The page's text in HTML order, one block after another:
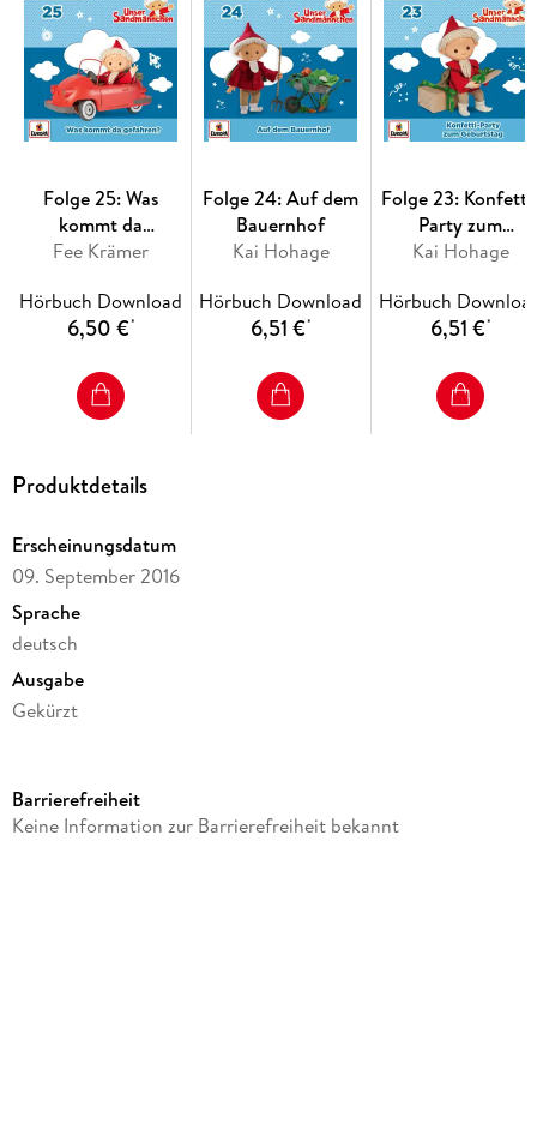
Folge 25: Was
kommt da
gefahren?
Fee Krämer
Hörbuch Download
6,50 €*
Folge 24: Auf dem
Bauernhof
Kai Hohage
Hörbuch Download
6,51 €*
Folge 23:
Party zum
Geburtstag
Kai Hohage
Hörbuch
6,51 €*
Produktdetails
Erscheinungsdatum
09. September 2016
Sprache
deutsch
Ausgabe
Gekürzt
Laufzeit
Barrierefreiheit
Keine Information zur Barrierefreiheit bekannt